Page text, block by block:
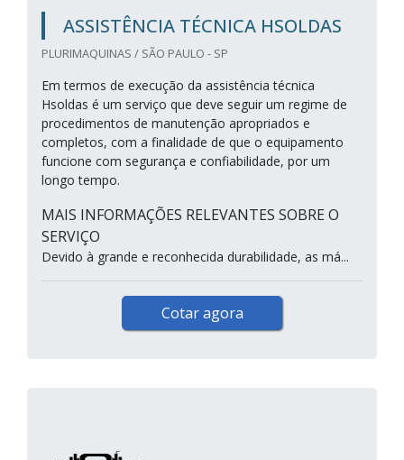
ASSISTÊNCIA TÉCNICA HSOLDAS
PLURIMAQUINAS / SÃO PAULO - SP
Em termos de execução da assistência técnica
Hsoldas é um serviço que deve seguir um regime de
procedimentos de manutenção apropriados e
completos, com a finalidade de que o equipamento
funcione com segurança e confiabilidade, por um
longo tempo.
MAIS INFORMAÇÕES RELEVANTES SOBRE O
SERVIÇO
Devido à grande e reconhecida durabilidade, as má...
Cotar agora